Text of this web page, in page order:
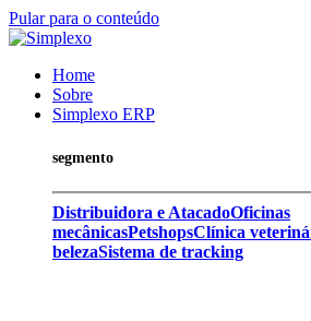
Pular para o conteúdo
Home
Sobre
Simplexo ERP
segmento
Distribuidora e AtacadoOficinas
mecânicasPetshopsClínica
belezaSistema de tracking